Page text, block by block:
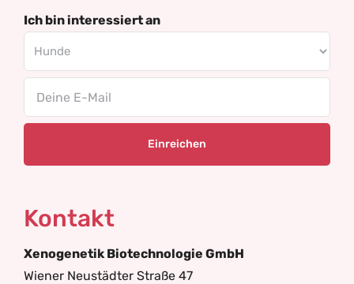
Ich bin interessiert an
Kontakt
Xenogenetik Biotechnologie GmbH
Wiener Neustädter Straße 47